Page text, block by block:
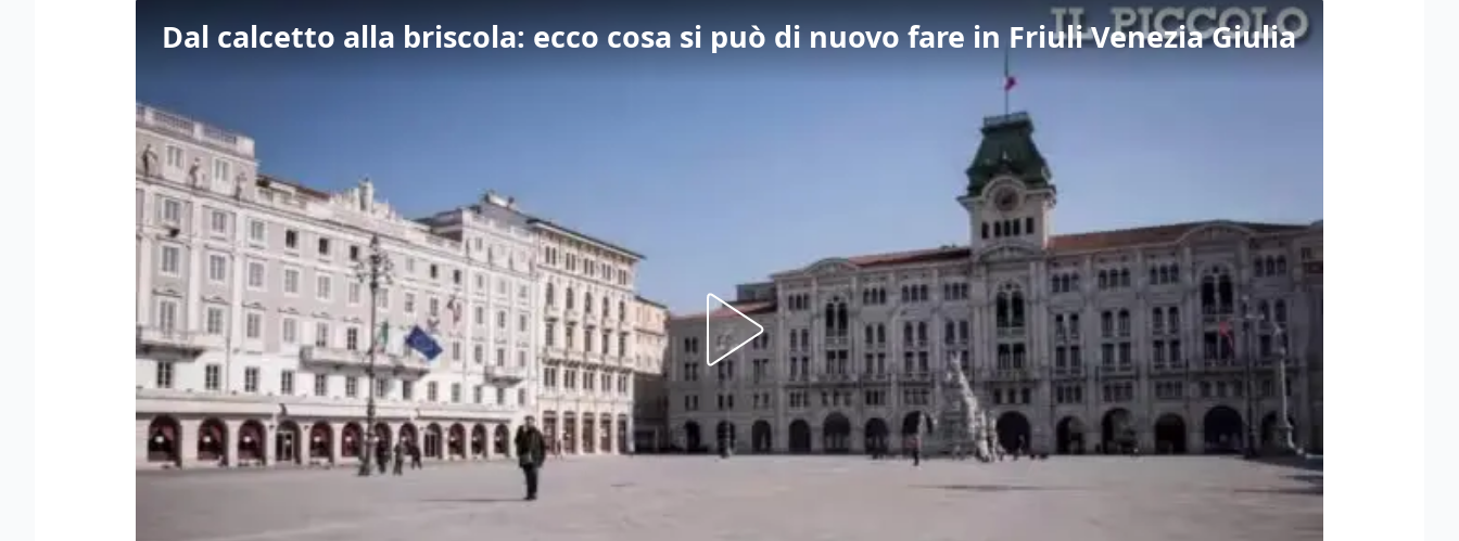
Dal calcetto alla briscola: ecco cosa si può di nuovo fare in Friuli Venezia Giulia